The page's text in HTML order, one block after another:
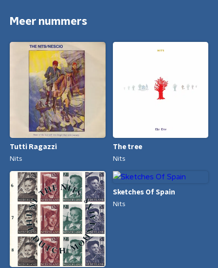
Meer nummers
Tutti Ragazzi
Nits
The tree
Nits
Sketches Of Spain
Nits